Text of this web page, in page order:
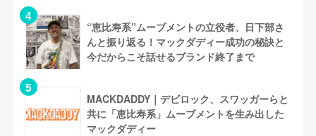
“恵比寿系”ムーブメントの立役者、日下部さ
んと振り返る！マックダディー成功の秘訣と
今だからこそ話せるブランド終了まで
MACKDADDY｜デビロック、スワッガーらと
共に「恵比寿系」ムーブメントを生み出した
マックダディー